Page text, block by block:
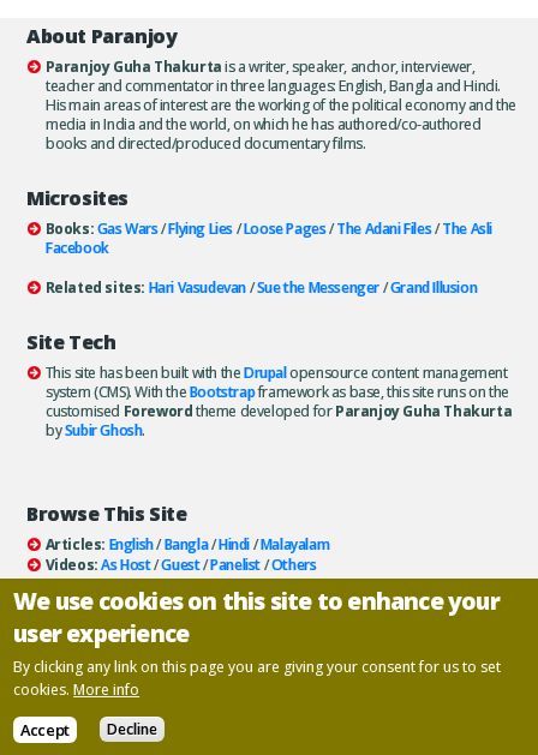
About Paranjoy
Paranjoy Guha Thakurtais a writer, speaker, anchor, interviewer,
teacher and commentator in three languages: English, Bangla and Hindi.
His main areas of interest are the working of the political economy and the
media in India and the world, on which he has authored/co-authored
books and directed/produced documentary films.
Microsites
Books:Gas Wars/Flying Lies/Loose Pages/The Adani Files/The Asli
Facebook
Related sites: Hari Vasudevan/Sue the Messenger/Grand Illusion
Site Tech
This site has been built with theDrupalopensource content management
system (CMS). With theBootstrapframework as base, this site runs on the
customised Forewordtheme developed forParanjoy Guha Thakurta
bySubir Ghosh.
Browse This Site
Articles: English/Bangla/Hindi/Malayalam
Videos: As Host/Guest/Panelist/Others
Books:All/As Author/As Publisher
Documentaries/Podcasts
Email paranjoy:paranjoy AT gmail DOT com
Or, use theContact Uspage.
Copyright ©Paranjoy Guha Thakurta
Designed and developed by
We use cookies on this site to enhance your
user experience
By clicking any link on this page you are giving your consent for us to set
cookies. More info
Accept Decline